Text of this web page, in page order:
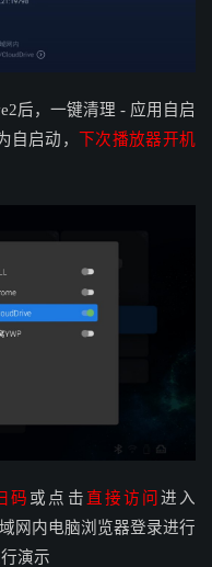
后，一键清理 - 应用自启
自启动， 下次播放器开机
码 或点击 直接访问 进入
网内电脑浏览器登录进行
演示